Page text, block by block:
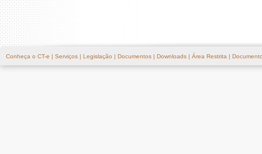
Conheça o CT-e | Serviços | Legislação | Documentos | Downloads | Área Restrita |